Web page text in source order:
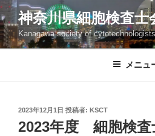
コ
ン
テ
ン
神奈川県細胞検査士
Kanagawa society of cytotechnologists
メニュ
投
稿
日:
2023年12月1日 投稿者: KSCT
2023年度 細胞検査